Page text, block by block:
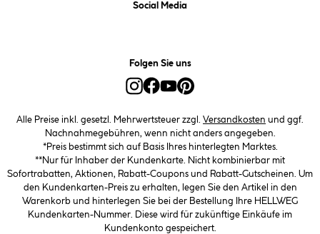
Social Media
Folgen Sie uns
Alle Preise inkl. gesetzl. Mehrwertsteuer zzgl. Versandkosten und ggf.
Nachnahmegebühren, wenn nicht anders angegeben.
*Preis bestimmt sich auf Basis Ihres hinterlegten Marktes.
**Nur für Inhaber der Kundenkarte. Nicht kombinierbar mit
Sofortrabatten, Aktionen, Rabatt-Coupons und Rabatt-Gutscheinen. Um
den Kundenkarten-Preis zu erhalten, legen Sie den Artikel in den
Warenkorb und hinterlegen Sie bei der Bestellung Ihre HELLWEG
Kundenkarten-Nummer. Diese wird für zukünftige Einkäufe im
Kundenkonto gespeichert.